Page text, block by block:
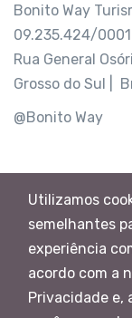
Bonito Way
09.235.424/
Rua General
Grosso do Sul |
@Bonito Way
Utilizamos
semelhantes
experiência
acordo com a
Privacidade e,